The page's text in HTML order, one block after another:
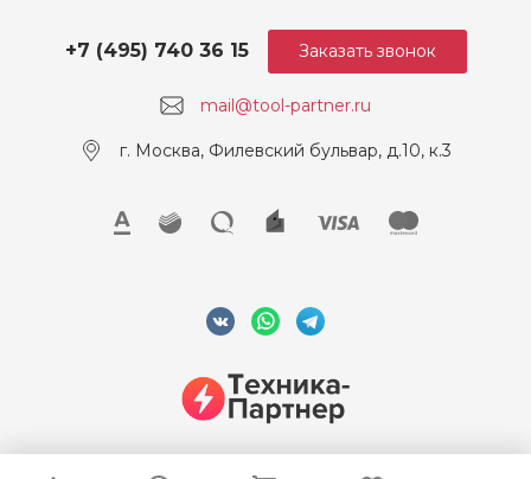
mail@tool-partner.ru
+7 (495) 740 36 15
г. Москва, Филевский бульвар, д.10, к.3
Заказать звонок
© 2026 ООО "Техника-Партнер", ИНН 7715962922, Все права